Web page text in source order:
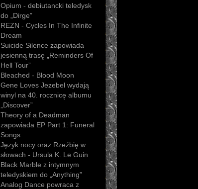
Opium - debiutancki teledysk
do „Dirge”
REZN - Cycles In The Infinite
Dream
Suicide Silence zapowiada
jesienną trasę „Reminders Of
Hell Tour”
Bleached - Blood Moon
Gene Loves Jezebel wydają
winyl na 40. rocznicę albumu
„Discover”
Theory of a Deadman
zapowiada EP Part 1: Funeral
Songs
Język nocy oraz Rzeźbię w
słowach - Ursula K. Le Guin
Black Marble z intymnym
teledyskiem do „Anything”
Analog Dance powraca z